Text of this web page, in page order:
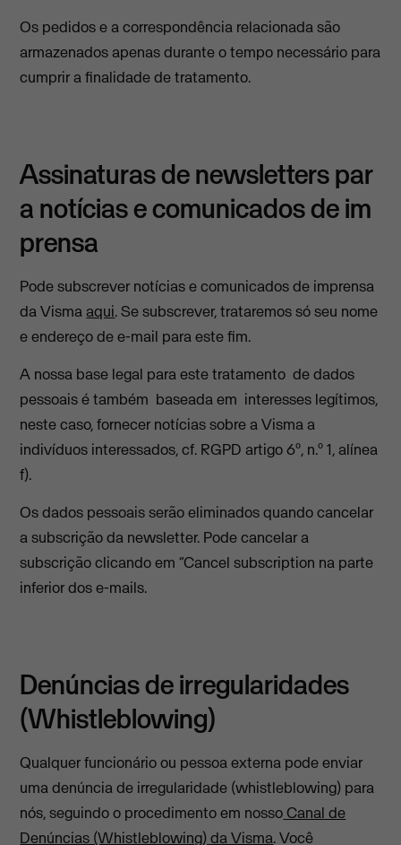
Os pedidos e a correspondência relacionada são
armazenados apenas durante o tempo necessário para
cumprir a finalidade de tratamento.
Assinaturas de newsletters par
a notícias e comunicados de im
prensa
Pode subscrever notícias e comunicados de imprensa
da Vismaaqui. Se subscrever, trataremos só seu nome
e endereço de e-mail para este fim.
A nossa base legal para este tratamento de dados
pessoais é também baseada em interesses legítimos,
neste caso, fornecer notícias sobre a Visma a
indivíduos interessados, cf. RGPD artigo 6º, n.º 1, alínea
f).
Os dados pessoais serão eliminados quando cancelar
a subscrição da newsletter. Pode cancelar a
subscrição clicando em “Cancel subscription na parte
inferior dos e-mails.
Denúncias de irregularidades
(Whistleblowing)
Qualquer funcionário ou pessoa externa pode enviar
uma denúncia de irregularidade (whistleblowing) para
nós, seguindo o procedimento em nosso Canal de
Denúncias (Whistleblowing) da Visma. Você